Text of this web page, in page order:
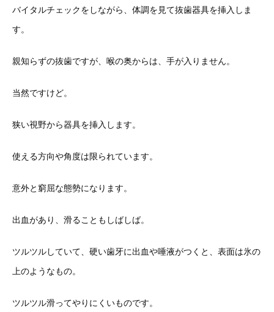
バイタルチェックをしながら、体調を見て抜歯器具を挿入しま
す。
親知らずの抜歯ですが、喉の奥からは、手が入りません。
当然ですけど。
狭い視野から器具を挿入します。
使える方向や角度は限られています。
意外と窮屈な態勢になります。
出血があり、滑ることもしばしば。
ツルツルしていて、硬い歯牙に出血や唾液がつくと、表面は氷の
上のようなもの。
ツルツル滑ってやりにくいものです。